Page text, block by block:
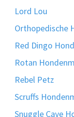
Lord Lou
Orthopedische
Red Dingo
Rotan
Rebel Petz
Scruffs
Snuggle Cave